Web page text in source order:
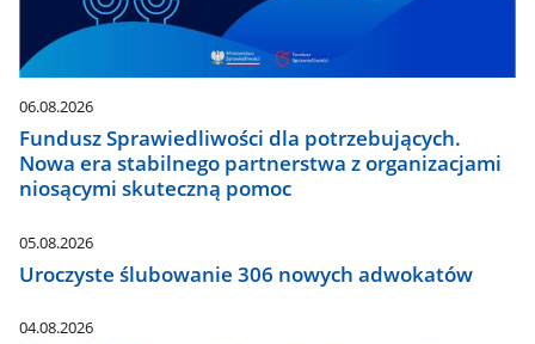
06.08.2026
Fundusz Sprawiedliwości dla potrzebujących.
Nowa era stabilnego partnerstwa z organizacjami
niosącymi skuteczną pomoc
05.08.2026
Uroczyste ślubowanie 306 nowych adwokatów
04.08.2026